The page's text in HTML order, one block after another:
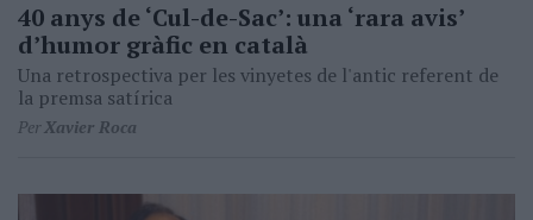
40 anys de ‘Cul-de-Sac’: una ‘rara avis’
d’humor gràfic en català
Una retrospectiva per les vinyetes de l'antic referent de
la premsa satírica
PerXavier Roca